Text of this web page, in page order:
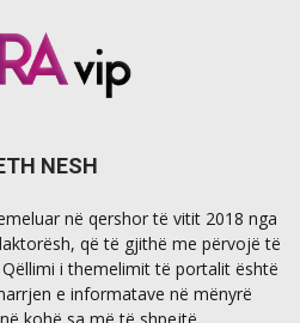
NESH
në qershor të vitit 2018 nga
që të gjithë me përvojë të
i themelimit të portalit është
e informatave në mënyrë